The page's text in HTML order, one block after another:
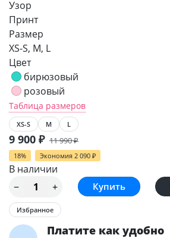
Узор
Принт
Размер
XS-S, M, L
Цвет
бирюзовый
розовый
Таблица размеров
XS-S M L
9 900 ₽ 11 990₽
18%
Экономия 2 090 ₽
В наличии
Избранное
Платите как удобно